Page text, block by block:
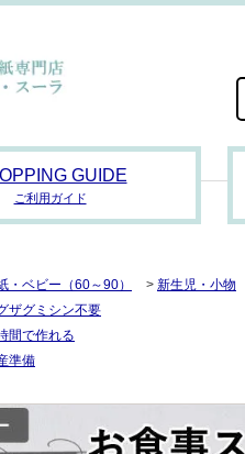
GUIDE
ご利用ガイド
・ベビー（60～90） > 新生児・小物
ザグミシン不要
間で作れる
準備